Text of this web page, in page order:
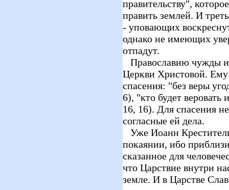
правительству",
править землей. И
- уповающих
однако не имеющих
отпадут.
Православию чужды
Церкви Христовой. Ему
спасения: "без веры
6), "кто будет веровать
16, 16). Для спасения
согласные ей дела.
Уже Иоанн
покаянии, ибо
сказанное для
что Царствие внутри
земле. И в Царстве